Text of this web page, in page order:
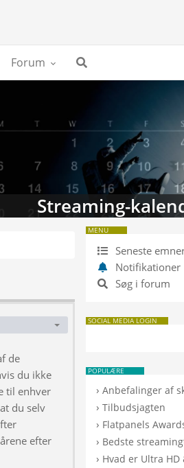
Forum
Streaming-
de
du ikke
til enhver
du selv
efter
MENU
Seneste
Notifikationer
Søg i forum
SOCIAL MEDIA LOGIN
POPULÆRE
›Anbefalinger af
›Tilbudsjagten
› Flatpanels
› Bedste
› Hvad er Ultra HD